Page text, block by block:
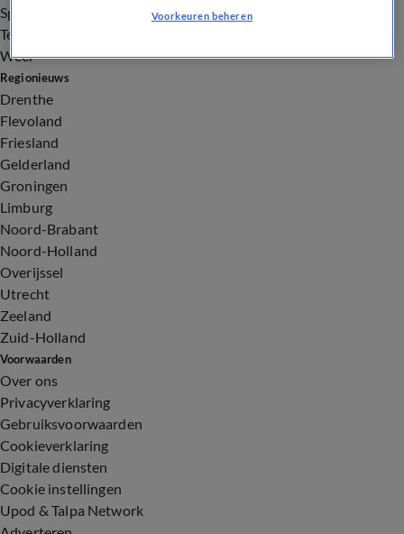
Sport
Tech
Weer
Regionieuws
Drenthe
Flevoland
Friesland
Gelderland
Groningen
Limburg
Noord-Brabant
Noord-Holland
Overijssel
Utrecht
Zeeland
Zuid-Holland
Voorwaarden
Over ons
Privacyverklaring
Gebruiksvoorwaarden
Cookieverklaring
Digitale diensten
Cookie instellingen
Upod & Talpa Network
Voorkeuren beheren